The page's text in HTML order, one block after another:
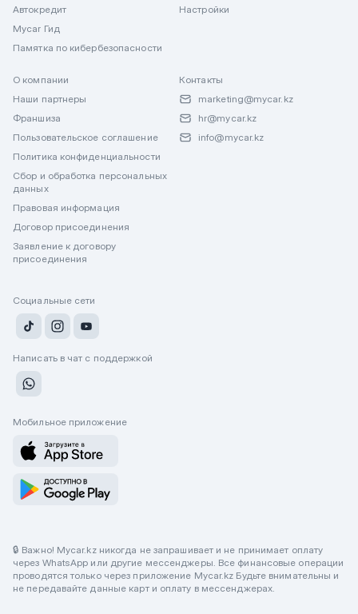
Автокредит
Mycar Гид
Памятка по кибербезопасности
Настройки
О компании
Наши партнеры
Франшиза
Пользовательское соглашение
Политика конфиденциальности
Сбор и обработка персональных
данных
Правовая информация
Договор присоединения
Заявление к договору
присоединения
Контакты
marketing@mycar.kz
hr@mycar.kz
info@mycar.kz
Социальные сети
Написать в чат с поддержкой
Мобильное приложение
🔒 Важно! Mycar.kz никогда не запрашивает и не принимает оплату
через WhatsApp или другие мессенджеры. Все финансовые операции
проводятся только через приложение Mycar.kz Будьте внимательны и
не передавайте данные карт и оплату в мессенджерах.